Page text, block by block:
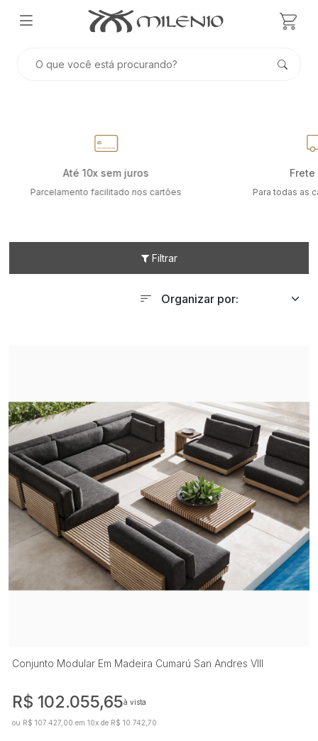
Até 10x sem juros
Parcelamento facilitado nos cartões Para todas as
Filtrar
Conjunto Modular Em Madeira Cumarú San Andres VIII
R$ 102.055,65à vista
ou R$ 107.427,00 em 10x de R$ 10.742,70